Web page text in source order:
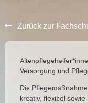
Zurück zur
Versorgung und
Die
kreativ, flexibel